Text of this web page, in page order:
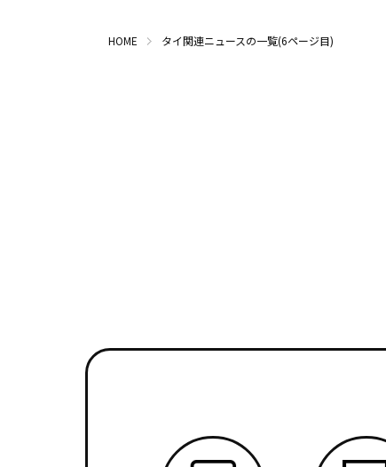
HOME タイ関連ニュースの一覧(6ページ目)